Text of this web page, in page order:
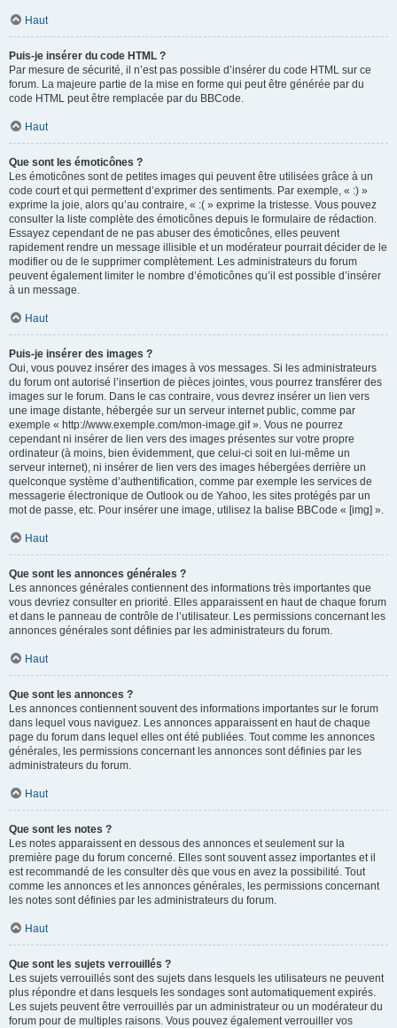
Haut
Puis-je insérer du code HTML ?
Par mesure de sécurité, il n’est pas possible d’insérer du code HTML sur ce
forum. La majeure partie de la mise en forme qui peut être générée par du
code HTML peut être remplacée par du BBCode.
Haut
Que sont les émoticônes ?
Les émoticônes sont de petites images qui peuvent être utilisées grâce à un
code court et qui permettent d’exprimer des sentiments. Par exemple, « :) »
exprime la joie, alors qu’au contraire, « :( » exprime la tristesse. Vous pouvez
consulter la liste complète des émoticônes depuis le formulaire de rédaction.
Essayez cependant de ne pas abuser des émoticônes, elles peuvent
rapidement rendre un message illisible et un modérateur pourrait décider de le
modifier ou de le supprimer complètement. Les administrateurs du forum
peuvent également limiter le nombre d’émoticônes qu’il est possible d’insérer
à un message.
Haut
Puis-je insérer des images ?
Oui, vous pouvez insérer des images à vos messages. Si les administrateurs
du forum ont autorisé l’insertion de pièces jointes, vous pourrez transférer des
images sur le forum. Dans le cas contraire, vous devrez insérer un lien vers
une image distante, hébergée sur un serveur internet public, comme par
exemple « http://www.exemple.com/mon-image.gif ». Vous ne pourrez
cependant ni insérer de lien vers des images présentes sur votre propre
ordinateur (à moins, bien évidemment, que celui-ci soit en lui-même un
serveur internet), ni insérer de lien vers des images hébergées derrière un
quelconque système d’authentification, comme par exemple les services de
messagerie électronique de Outlook ou de Yahoo, les sites protégés par un
mot de passe, etc. Pour insérer une image, utilisez la balise BBCode « [img] ».
Haut
Que sont les annonces générales ?
Les annonces générales contiennent des informations très importantes que
vous devriez consulter en priorité. Elles apparaissent en haut de chaque forum
et dans le panneau de contrôle de l’utilisateur. Les permissions concernant les
annonces générales sont définies par les administrateurs du forum.
Haut
Que sont les annonces ?
Les annonces contiennent souvent des informations importantes sur le forum
dans lequel vous naviguez. Les annonces apparaissent en haut de chaque
page du forum dans lequel elles ont été publiées. Tout comme les annonces
générales, les permissions concernant les annonces sont définies par les
administrateurs du forum.
Haut
Que sont les notes ?
Les notes apparaissent en dessous des annonces et seulement sur la
première page du forum concerné. Elles sont souvent assez importantes et il
est recommandé de les consulter dès que vous en avez la possibilité. Tout
comme les annonces et les annonces générales, les permissions concernant
les notes sont définies par les administrateurs du forum.
Haut
Que sont les sujets verrouillés ?
Les sujets verrouillés sont des sujets dans lesquels les utilisateurs ne peuvent
plus répondre et dans lesquels les sondages sont automatiquement expirés.
Les sujets peuvent être verrouillés par un administrateur ou un modérateur du
forum pour de multiples raisons. Vous pouvez également verrouiller vos